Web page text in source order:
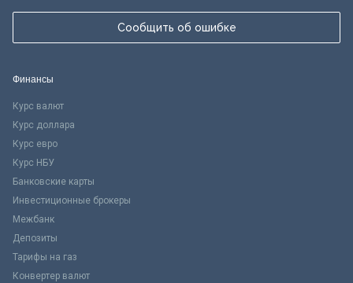
Сообщить об ошибке
Финансы
Курс валют
Курс доллара
Курс евро
Курс НБУ
Банковские карты
Инвестиционные брокеры
Межбанк
Депозиты
Тарифы на газ
Конвертер валют